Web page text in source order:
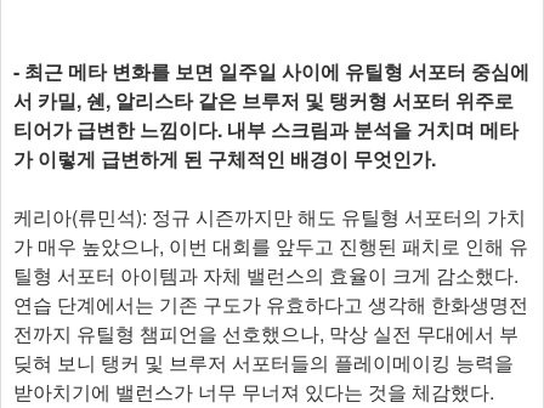
- 최근 메타 변화를 보면 일주일 사이에 유틸형 서포터 중심에
서 카밀, 쉔, 알리스타 같은 브루저 및 탱커형 서포터 위주로
티어가 급변한 느낌이다. 내부 스크림과 분석을 거치며 메타
가 이렇게 급변하게 된 구체적인 배경이 무엇인가.
케리아(류민석): 정규 시즌까지만 해도 유틸형 서포터의 가치
가 매우 높았으나, 이번 대회를 앞두고 진행된 패치로 인해 유
틸형 서포터 아이템과 자체 밸런스의 효율이 크게 감소했다.
연습 단계에서는 기존 구도가 유효하다고 생각해 한화생명전
전까지 유틸형 챔피언을 선호했으나, 막상 실전 무대에서 부
딪혀 보니 탱커 및 브루저 서포터들의 플레이메이킹 능력을
받아치기에 밸런스가 너무 무너져 있다는 것을 체감했다.